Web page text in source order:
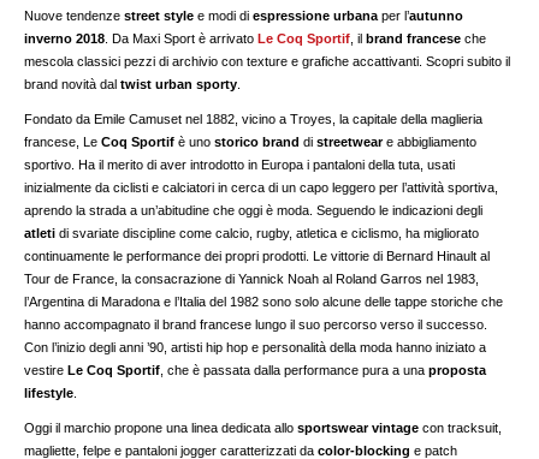
Nuove tendenzestreet stylee modi di espressione urbanaper l’autunno
inverno 2018 . Da Maxi Sport è arrivatoLe Coq Sportif , ilbrand francese che
mescola classici pezzi di archivio con texture e grafiche accattivanti. Scopri subito il
brand novità daltwist urban sporty
Fondato da Emile Camuset nel 1882, vicino a Troyes, la capitale della maglieria
francese, LeCoq Sportif è unostorico brand di streetweare abbigliamento
sportivo. Ha il merito di aver introdotto in Europa i pantaloni della tuta, usati
inizialmente da ciclisti e calciatori in cerca di un capo leggero per l’attività sportiva,
aprendo la strada a un’abitudine che oggi è moda. Seguendo le indicazioni degli
atleti di svariate discipline come calcio, rugby, atletica e ciclismo, ha migliorato
continuamente le performance dei propri prodotti. Le vittorie di Bernard Hinault al
Tour de France, la consacrazione di Yannick Noah al Roland Garros nel 1983,
l’Argentina di Maradona e l’Italia del 1982 sono solo alcune delle tappe storiche che
hanno accompagnato il brand francese lungo il suo percorso verso il successo.
Con l’inizio degli anni ’90, artisti hip hop e personalità della moda hanno iniziato a
vestireLe Coq Sportif , che è passata dalla performance pura a unaproposta
lifestyle
Oggi il marchio propone una linea dedicata allosportswear vintage con tracksuit,
magliette, felpe e pantaloni jogger caratterizzati dacolor-blocking e patch